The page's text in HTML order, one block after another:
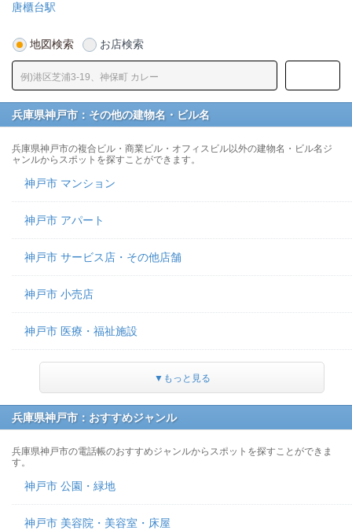
唐櫃台駅
地図検索 お店検索
兵庫県神戸市：その他の建物名・ビル名
兵庫県神戸市の複合ビル・商業ビル・オフィスビル以外の建物名・ビル名ジ
ャンルからスポットを探すことができます。
神戸市 マンション
神戸市 アパート
神戸市 サービス店・その他店舗
神戸市 小売店
神戸市 医療・福祉施設
▼もっと見る
兵庫県神戸市：おすすめジャンル
兵庫県神戸市の電話帳のおすすめジャンルからスポットを探すことができま
す。
神戸市 公園・緑地
神戸市 美容院・美容室・床屋